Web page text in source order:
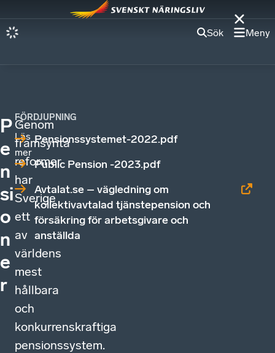
Sök Meny
P
e
n
si
o
n
e
r
Genom
framsynta
reformer
har
Sverige
ett
av
världens
mest
hållbara
och
konkurrenskraftiga
pensionssystem.
Läs
mer
FÖRDJUPNING
Pensionssystemet-2022.pdf
Public Pension -2023.pdf
Avtalat.se – vägledning om
kollektivavtalad tjänstepension och
försäkring för arbetsgivare och
anställda